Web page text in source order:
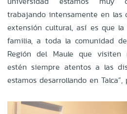
trabajando intensamente en las
extensión cultural, así es que
familia, a toda la comunidad
Región del Maule que
estén siempre atentos a las
estamos desarrollando en Talca”,